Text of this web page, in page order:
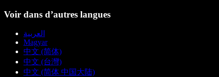
Voir dans d’autres langues
العربية
Magyar
中文 (简体)
中文 (台灣)
中文 (简体 中国大陆)